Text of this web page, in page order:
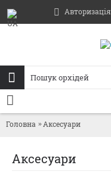
Авторизація
Головна Аксесуари
Аксесуари